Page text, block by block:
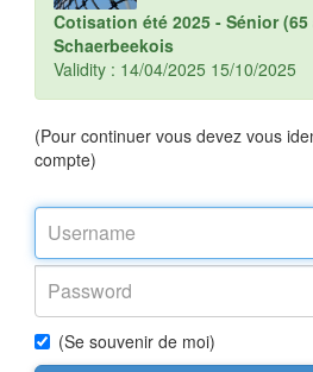
Cotisation été 2025 - Sénior
Schaerbeekois
Validity : 14/04/2025 15/10/2025
(Pour continuer vous devez vous
compte)
(Se souvenir de moi)